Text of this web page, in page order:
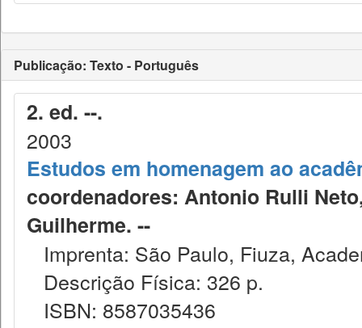
Publicação: Texto - Português
2. ed. --.
2003
Estudos em homenagem ao
coordenadores: Antonio Rulli
Guilherme. --
Imprenta: São Paulo, Fiuza,
Descrição Física: 326 p.
ISBN: 8587035436